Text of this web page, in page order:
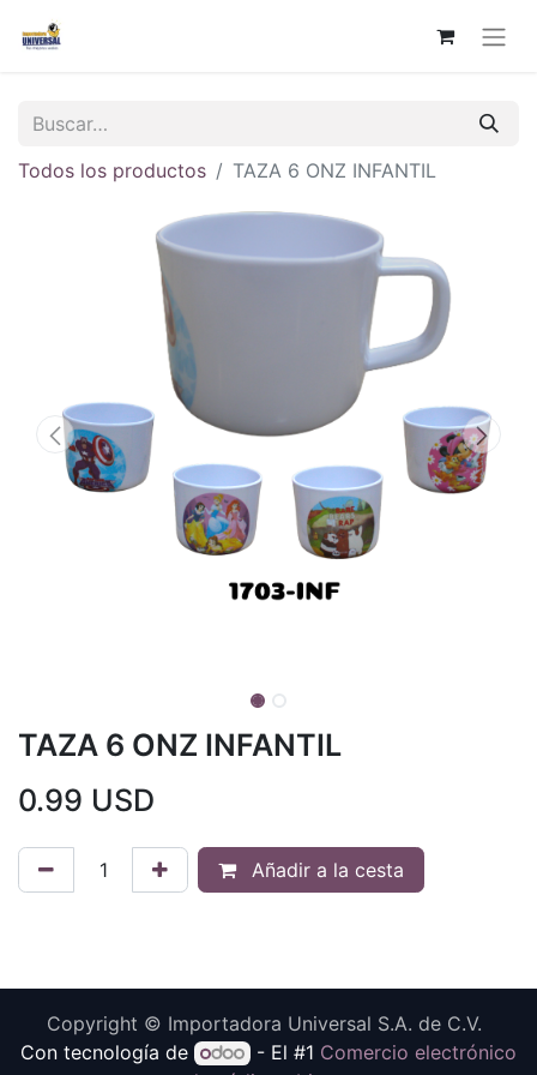
Todos los productos TAZA 6 ONZ INFANTIL
TAZA 6 ONZ INFANTIL
0.99 USD
Añadir a la cesta
Copyright © Importadora Universal S.A. de C.V.
Con tecnología de
- El #1 Comercio electrónico